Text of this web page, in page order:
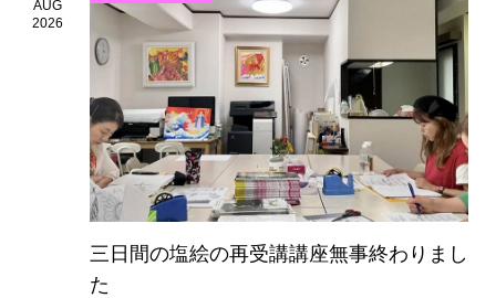
AUG
2026
三日間の塩絵の再受講講座無事終わりまし
た